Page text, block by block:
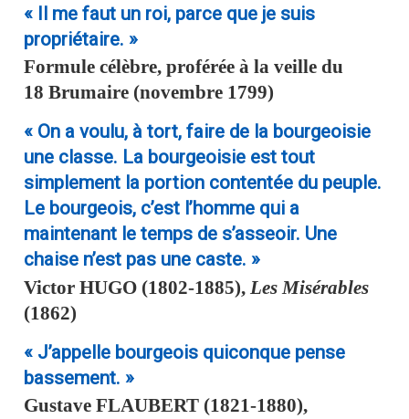
« Il me faut un roi, parce que je suis
propriétaire. »
Formule célèbre, proférée à la veille du
18 Brumaire (novembre 1799)
« On a voulu, à tort, faire de la bourgeoisie
une classe. La bourgeoisie est tout
simplement la portion contentée du peuple.
Le bourgeois, c’est l’homme qui a
maintenant le temps de s’asseoir. Une
chaise n’est pas une caste. »
VictorHUGO (1802-1885), Les Misérables
(1862)
« J’appelle bourgeois quiconque pense
bassement. »
GustaveFLAUBERT (1821-1880),